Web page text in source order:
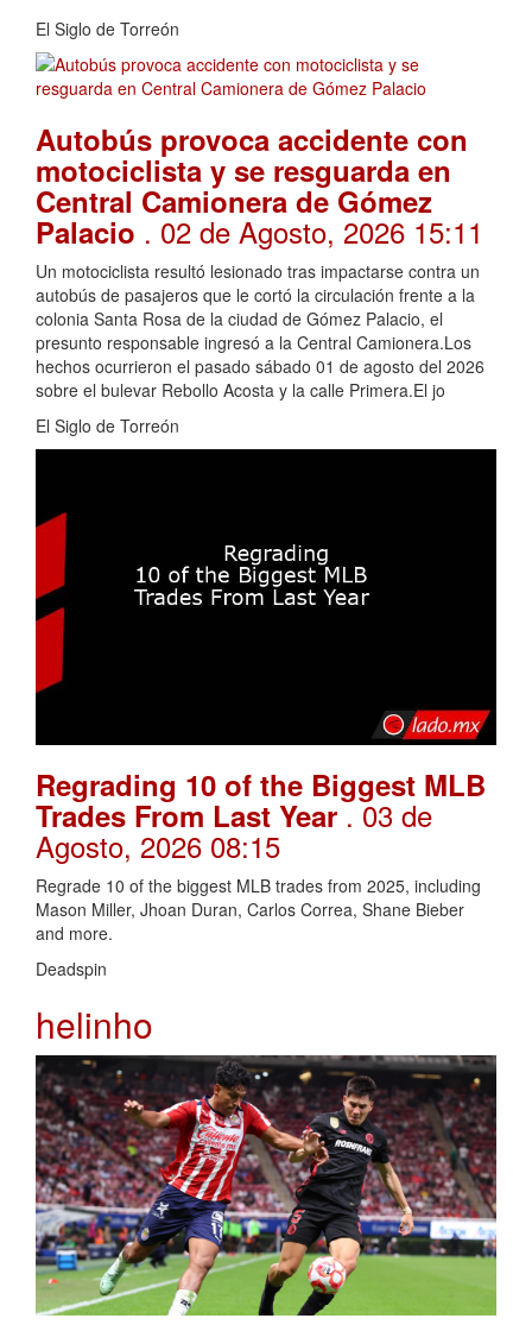
El Siglo de Torreón
Autobús provoca accidente con
motociclista y se resguarda en
Central Camionera de Gómez
Palacio . 02 de Agosto, 2026 15:11
Un motociclista resultó lesionado tras impactarse contra un
autobús de pasajeros que le cortó la circulación frente a la
colonia Santa Rosa de la ciudad de Gómez Palacio, el
presunto responsable ingresó a la Central Camionera.Los
hechos ocurrieron el pasado sábado 01 de agosto del 2026
sobre el bulevar Rebollo Acosta y la calle Primera.El jo
El Siglo de Torreón
Regrading 10 of the Biggest MLB
Trades From Last Year. 03 de
Agosto, 2026 08:15
Regrade 10 of the biggest MLB trades from 2025, including
Mason Miller, Jhoan Duran, Carlos Correa, Shane Bieber
and more.
Deadspin
helinho